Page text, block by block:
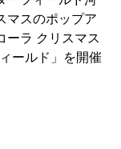
マスのポップア
ーラ クリスマス
ールド」を開催